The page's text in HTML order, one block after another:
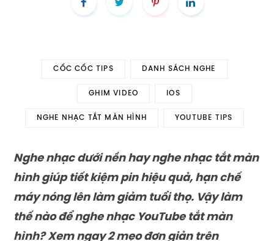
CỐC CỐC TIPS DANH SÁCH NGHE
GHIM VIDEO IOS
NGHE NHẠC TẮT MÀN HÌNH YOUTUBE TIPS
Nghe nhạc dưới nền hay nghe nhạc tắt màn
hình giúp tiết kiệm pin hiệu quả, hạn chế
máy nóng lên làm giảm tuổi thọ. Vậy làm
thế nào để nghe nhạc YouTube tắt màn
hình? Xem ngay 2 mẹo đơn giản trên